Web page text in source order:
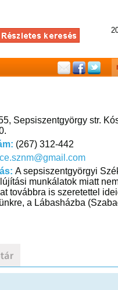
Sepsiszentgyörgy str.
(267) 312-442
A sepsiszentgyörgyi
munkálatok miatt
továbbra is szeretettel
a Lábasházba